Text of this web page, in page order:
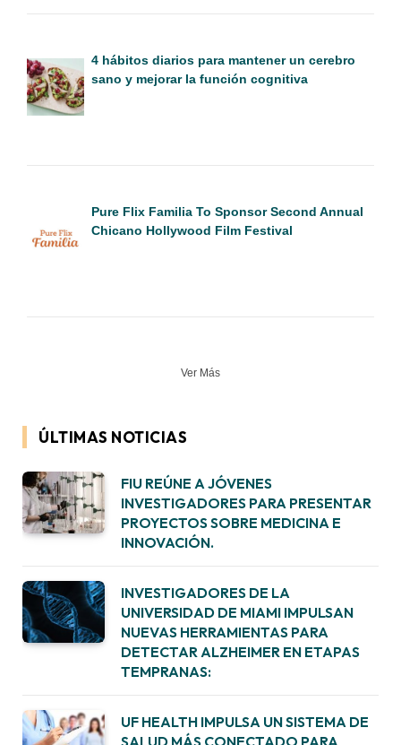
4 hábitos diarios para mantener un cerebro
sano y mejorar la función cognitiva
Pure Flix Familia To Sponsor Second Annual
Chicano Hollywood Film Festival
Ver Más
ÚLTIMAS NOTICIAS
FIU REÚNE A JÓVENES
INVESTIGADORES PARA PRESENTAR
PROYECTOS SOBRE MEDICINA E
INNOVACIÓN.
INVESTIGADORES DE LA
UNIVERSIDAD DE MIAMI IMPULSAN
NUEVAS HERRAMIENTAS PARA
DETECTAR ALZHEIMER EN ETAPAS
TEMPRANAS:
UF HEALTH IMPULSA UN SISTEMA DE
SALUD MÁS CONECTADO PARA